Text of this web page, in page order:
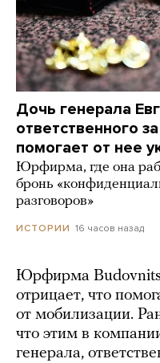
Дочь генерала
ответственного
помогает от нее
Юрфирма, где она
бронь
разговоров»
ИСТОРИИ 16 часов назад
Юрфирма
отрицает, что
от мобилизации.
что этим в
генерала,